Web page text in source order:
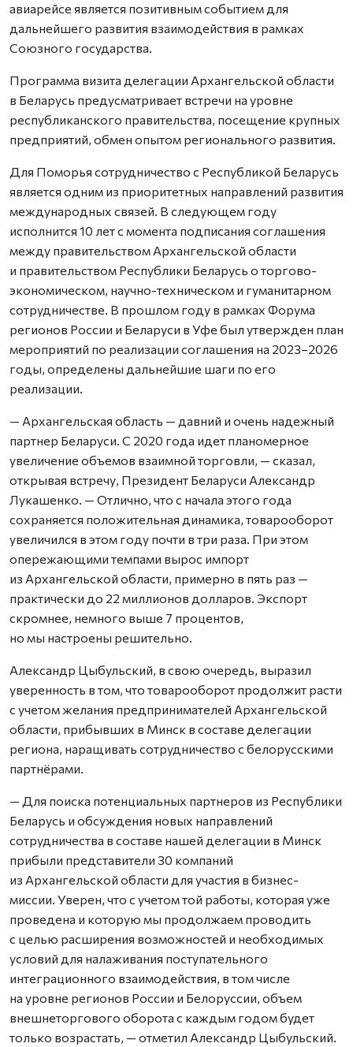
авиарейсе является позитивным событием для
дальнейшего развития взаимодействия в рамках
Союзного государства.
Программа визита делегации Архангельской области
в Беларусь предусматривает встречи на уровне
республиканского правительства, посещение крупных
предприятий, обмен опытом регионального развития.
Для Поморья сотрудничество с Республикой Беларусь
является одним из приоритетных направлений развития
международных связей. В следующем году
исполнится 10 лет с момента подписания соглашения
между правительством Архангельской области
и правительством Республики Беларусь о торгово-
экономическом, научно-техническом и гуманитарном
сотрудничестве. В прошлом году в рамках Форума
регионов России и Беларуси в Уфе был утвержден план
мероприятий по реализации соглашения на 2023–2026
годы, определены дальнейшие шаги по его
реализации.
— Архангельская область — давний и очень надежный
партнер Беларуси. С 2020 года идет планомерное
увеличение объемов взаимной торговли, — сказал,
открывая встречу, Президент Беларуси Александр
Лукашенко. — Отлично, что с начала этого года
сохраняется положительная динамика, товарооборот
увеличился в этом году почти в три раза. При этом
опережающими темпами вырос импорт
из Архангельской области, примерно в пять раз —
практически до 22 миллионов долларов. Экспорт
скромнее, немного выше 7 процентов,
но мы настроены решительно.
Александр Цыбульский, в свою очередь, выразил
уверенность в том, что товарооборот продолжит расти
с учетом желания предпринимателей Архангельской
области, прибывших в Минск в составе делегации
региона, наращивать сотрудничество с белорусскими
партнёрами.
— Для поиска потенциальных партнеров из Республики
Беларусь и обсуждения новых направлений
сотрудничества в составе нашей делегации в Минск
прибыли представители 30 компаний
из Архангельской области для участия в бизнес-
миссии. Уверен, что с учетом той работы, которая уже
проведена и которую мы продолжаем проводить
с целью расширения возможностей и необходимых
условий для налаживания поступательного
интеграционного взаимодействия, в том числе
на уровне регионов России и Белоруссии, объем
внешнеторгового оборота с каждым годом будет
только возрастать, — отметил Александр Цыбульский.